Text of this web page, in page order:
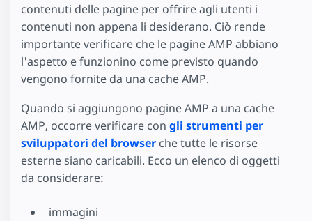
contenuti delle pagine per offrire agli utenti i
contenuti non appena li desiderano. Ciò rende
importante verificare che le pagine AMP abbiano
l'aspetto e funzionino come previsto quando
vengono fornite da una cache AMP.
Quando si aggiungono pagine AMP a una cache
AMP, occorre verificare con gli strumenti per
sviluppatori del browser che tutte le risorse
esterne siano caricabili. Ecco un elenco di oggetti
da considerare:
immagini